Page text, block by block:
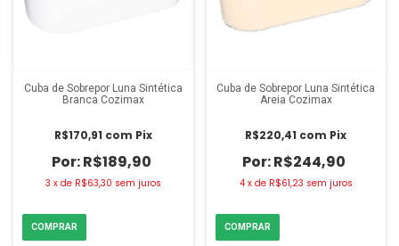
Cuba de Sobrepor Luna Sintética
Branca Cozimax
R$189,90
R$170,91 com Pix
3 x de R$63,30 sem juros
Cuba de Sobrepor Luna Sintética
Areia Cozimax
R$244,90
R$220,41 com Pix
4 x de R$61,23 sem juros